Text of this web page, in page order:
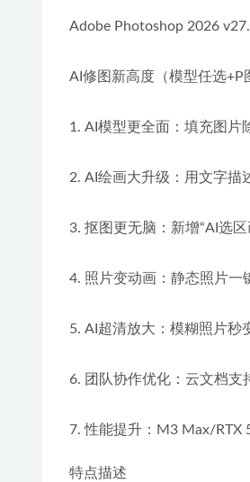
Adobe Photoshop 2026
AI修图新高度​​（模型任选+P
1. AI模型更全面：填充图片
2. AI绘画大升级：用文字描
3. 抠图更无脑：新增“AI选
4. 照片变动画：静态照片一
5. AI超清放大​​：模糊照片秒
6. 团队协作优化：云文档支
7. 性能提升：M3 Max/RTX
特点描述